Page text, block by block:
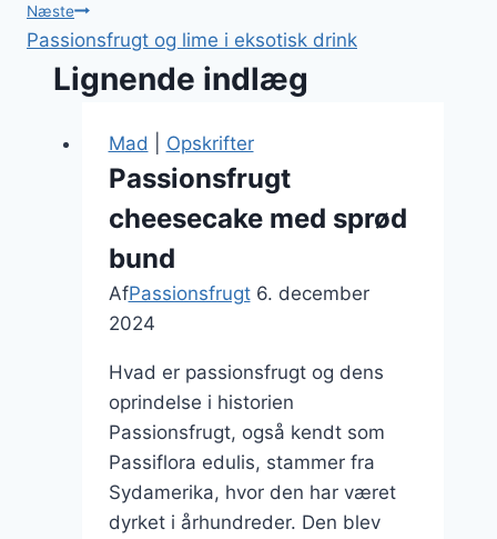
Næste
Passionsfrugt og lime i eksotisk drink
Lignende indlæg
Mad Opskrifter
Passionsfrugt
cheesecake med sprød
bund
AfPassionsfrugt 6. december
2024
Hvad er passionsfrugt og dens
oprindelse i historien
Passionsfrugt, også kendt som
Passiflora edulis, stammer fra
Sydamerika, hvor den har været
dyrket i århundreder. Den blev